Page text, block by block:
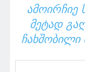
ᲐᲛᲝᲘᲠᲩᲘᲔ
ᲛᲔᲢᲐᲓ
ᲩᲐᲮᲨᲝᲑᲘᲚᲘ